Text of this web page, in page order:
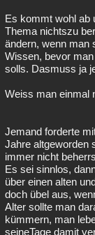
Es kommt wohl ab
Thema nichtszu
ändern, wenn man
Wissen, bevor
solls. Dasmuss ja
Weiss man einmal
Jemand forderte
Jahre altgeworden
immer nicht
Es sei sinnlos,
über einen alten
doch übel aus,
Alter sollte man
kümmern, man
seineTage damit